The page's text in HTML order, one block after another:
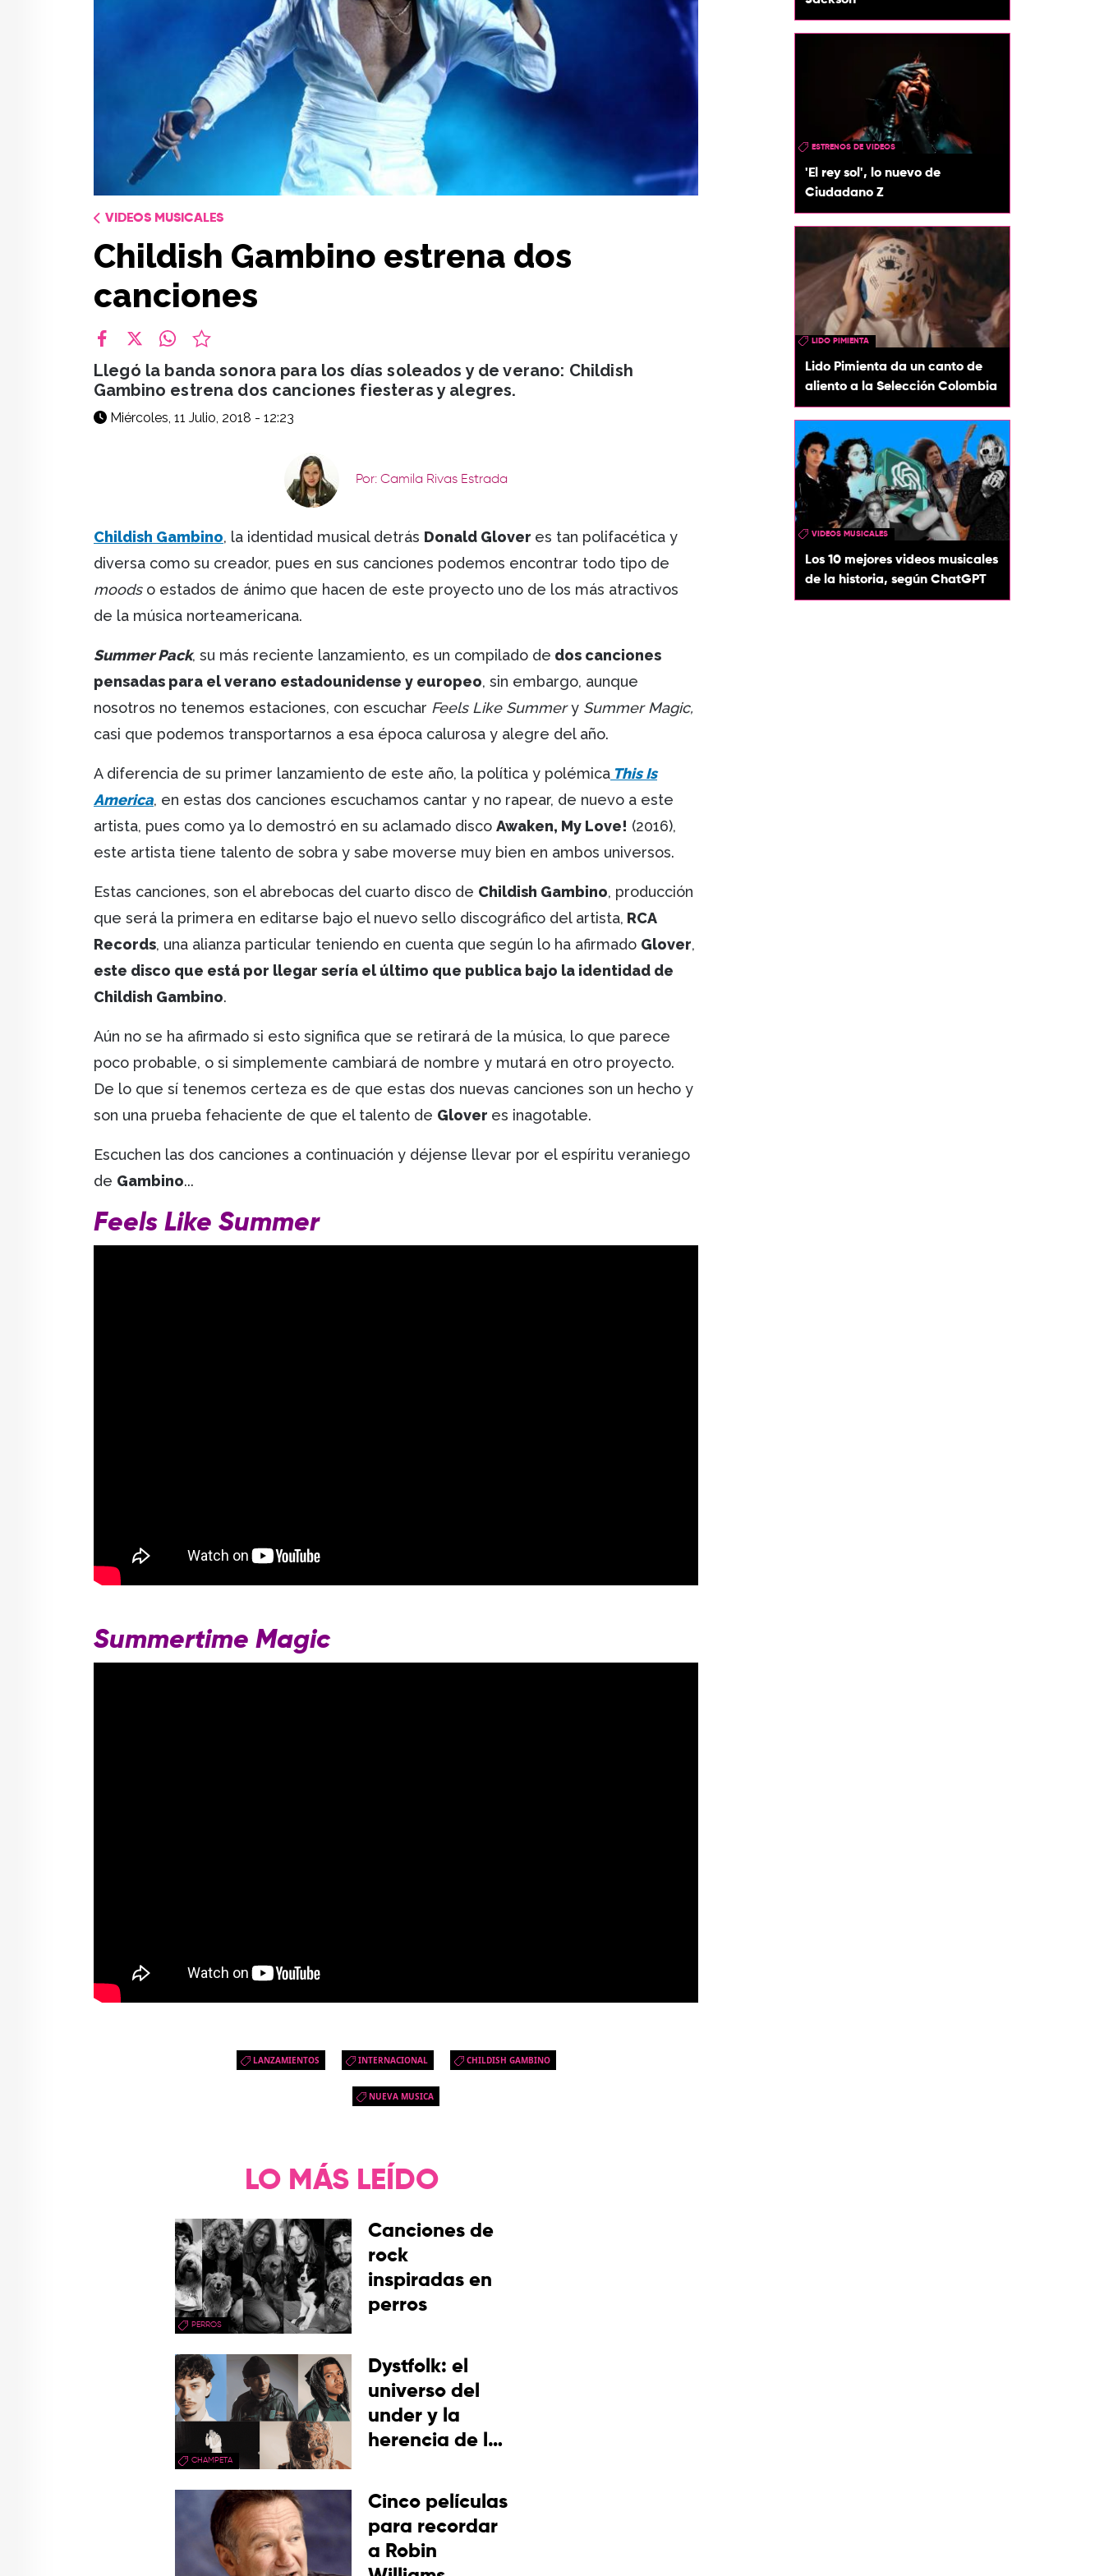
VIDEOS MUSICALES
Childish Gambino estrena dos
canciones
Llegó la banda sonora para los días soleados y de verano: Childish
Gambino estrena dos canciones fiesteras y alegres.
Miércoles, 11 Julio, 2018 - 12:23
Por: Camila Rivas Estrada
Childish Gambino, la identidad musical detrás Donald Glover es tan polifacética y
diversa como su creador, pues en sus canciones podemos encontrar todo tipo de
moodso estados de ánimo que hacen de este proyecto uno de los más atractivos
de la música norteamericana.
Summer Pack, su más reciente lanzamiento, es un compilado de dos canciones
pensadas para el verano estadounidense y europeo, sin embargo, aunque
nosotros no tenemos estaciones, con escuchar Feels Like Summery Summer Magic,
casi que podemos transportarnos a esa época calurosa y alegre del año.
A diferencia de su primer lanzamiento de este año, la política y polémica This Is
America, en estas dos canciones escuchamos cantar y no rapear, de nuevo a este
artista, pues como ya lo demostró en su aclamado disco Awaken, My Love! (2016),
este artista tiene talento de sobra y sabe moverse muy bien en ambos universos.
Estas canciones, son el abrebocas del cuarto disco de Childish Gambino, producción
que será la primera en editarse bajo el nuevo sello discográfico del artista, RCA
Records, una alianza particular teniendo en cuenta que según lo ha afirmado Glover,
este disco que está por llegar sería el último que publica bajo la identidad de
Childish Gambino.
Aún no se ha afirmado si esto significa que se retirará de la música, lo que parece
poco probable, o si simplemente cambiará de nombre y mutará en otro proyecto.
De lo que sí tenemos certeza es de que estas dos nuevas canciones son un hecho y
son una prueba fehaciente de que el talento de Glover es inagotable.
Escuchen las dos canciones a continuación y déjense llevar por el espíritu veraniego
de Gambino...
Feels Like Summer
Summertime Magic
LANZAMIENTOS INTERNACIONAL CHILDISH GAMBINO
NUEVA MUSICA
ESTRENOS DE VIDEOS
'El rey sol', lo nuevo de
Ciudadano Z
LIDO PIMIENTA
Lido Pimienta da un canto de
aliento a la Selección Colombia
VIDEOS MUSICALES
Los 10 mejores videos musicales
de la historia, según ChatGPT
LO MÁS LEÍDO
PERROS
Canciones de
rock
inspiradas en
perros
CHAMPETA
Dystfolk: el
universo del
under y la
herencia de la
picotera
Cinco películas
para recordar
a Robin